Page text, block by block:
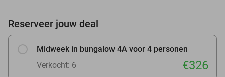
Reserveer jouw deal
Midweek in bungalow 4A voor 4 personen
Verkocht: 6
€326